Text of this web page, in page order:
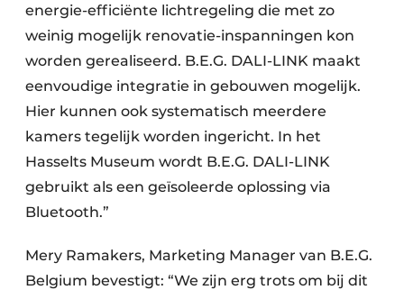
energie-efficiënte lichtregeling die met zo
weinig mogelijk renovatie-inspanningen kon
worden gerealiseerd. B.E.G. DALI-LINK maakt
eenvoudige integratie in gebouwen mogelijk.
Hier kunnen ook systematisch meerdere
kamers tegelijk worden ingericht. In het
Hasselts Museum wordt B.E.G. DALI-LINK
gebruikt als een geïsoleerde oplossing via
Bluetooth.”
Mery Ramakers, Marketing Manager van B.E.G.
Belgium bevestigt: “We zijn erg trots om bij dit